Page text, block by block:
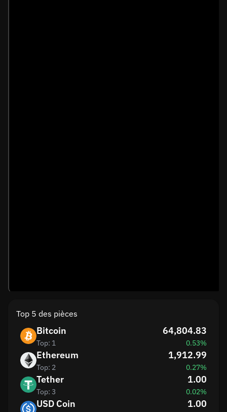
Top 5 des pièces
Bitcoin
Top: 1
64,804.83
0.53%
Ethereum
Top: 2
1,912.99
0.27%
Tether
Top: 3
1.00
0.02%
USD Coin 1.00